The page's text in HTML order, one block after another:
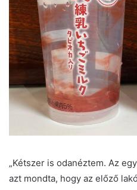
„Kétszer is odanéztem. Az
azt mondta, hogy az előző